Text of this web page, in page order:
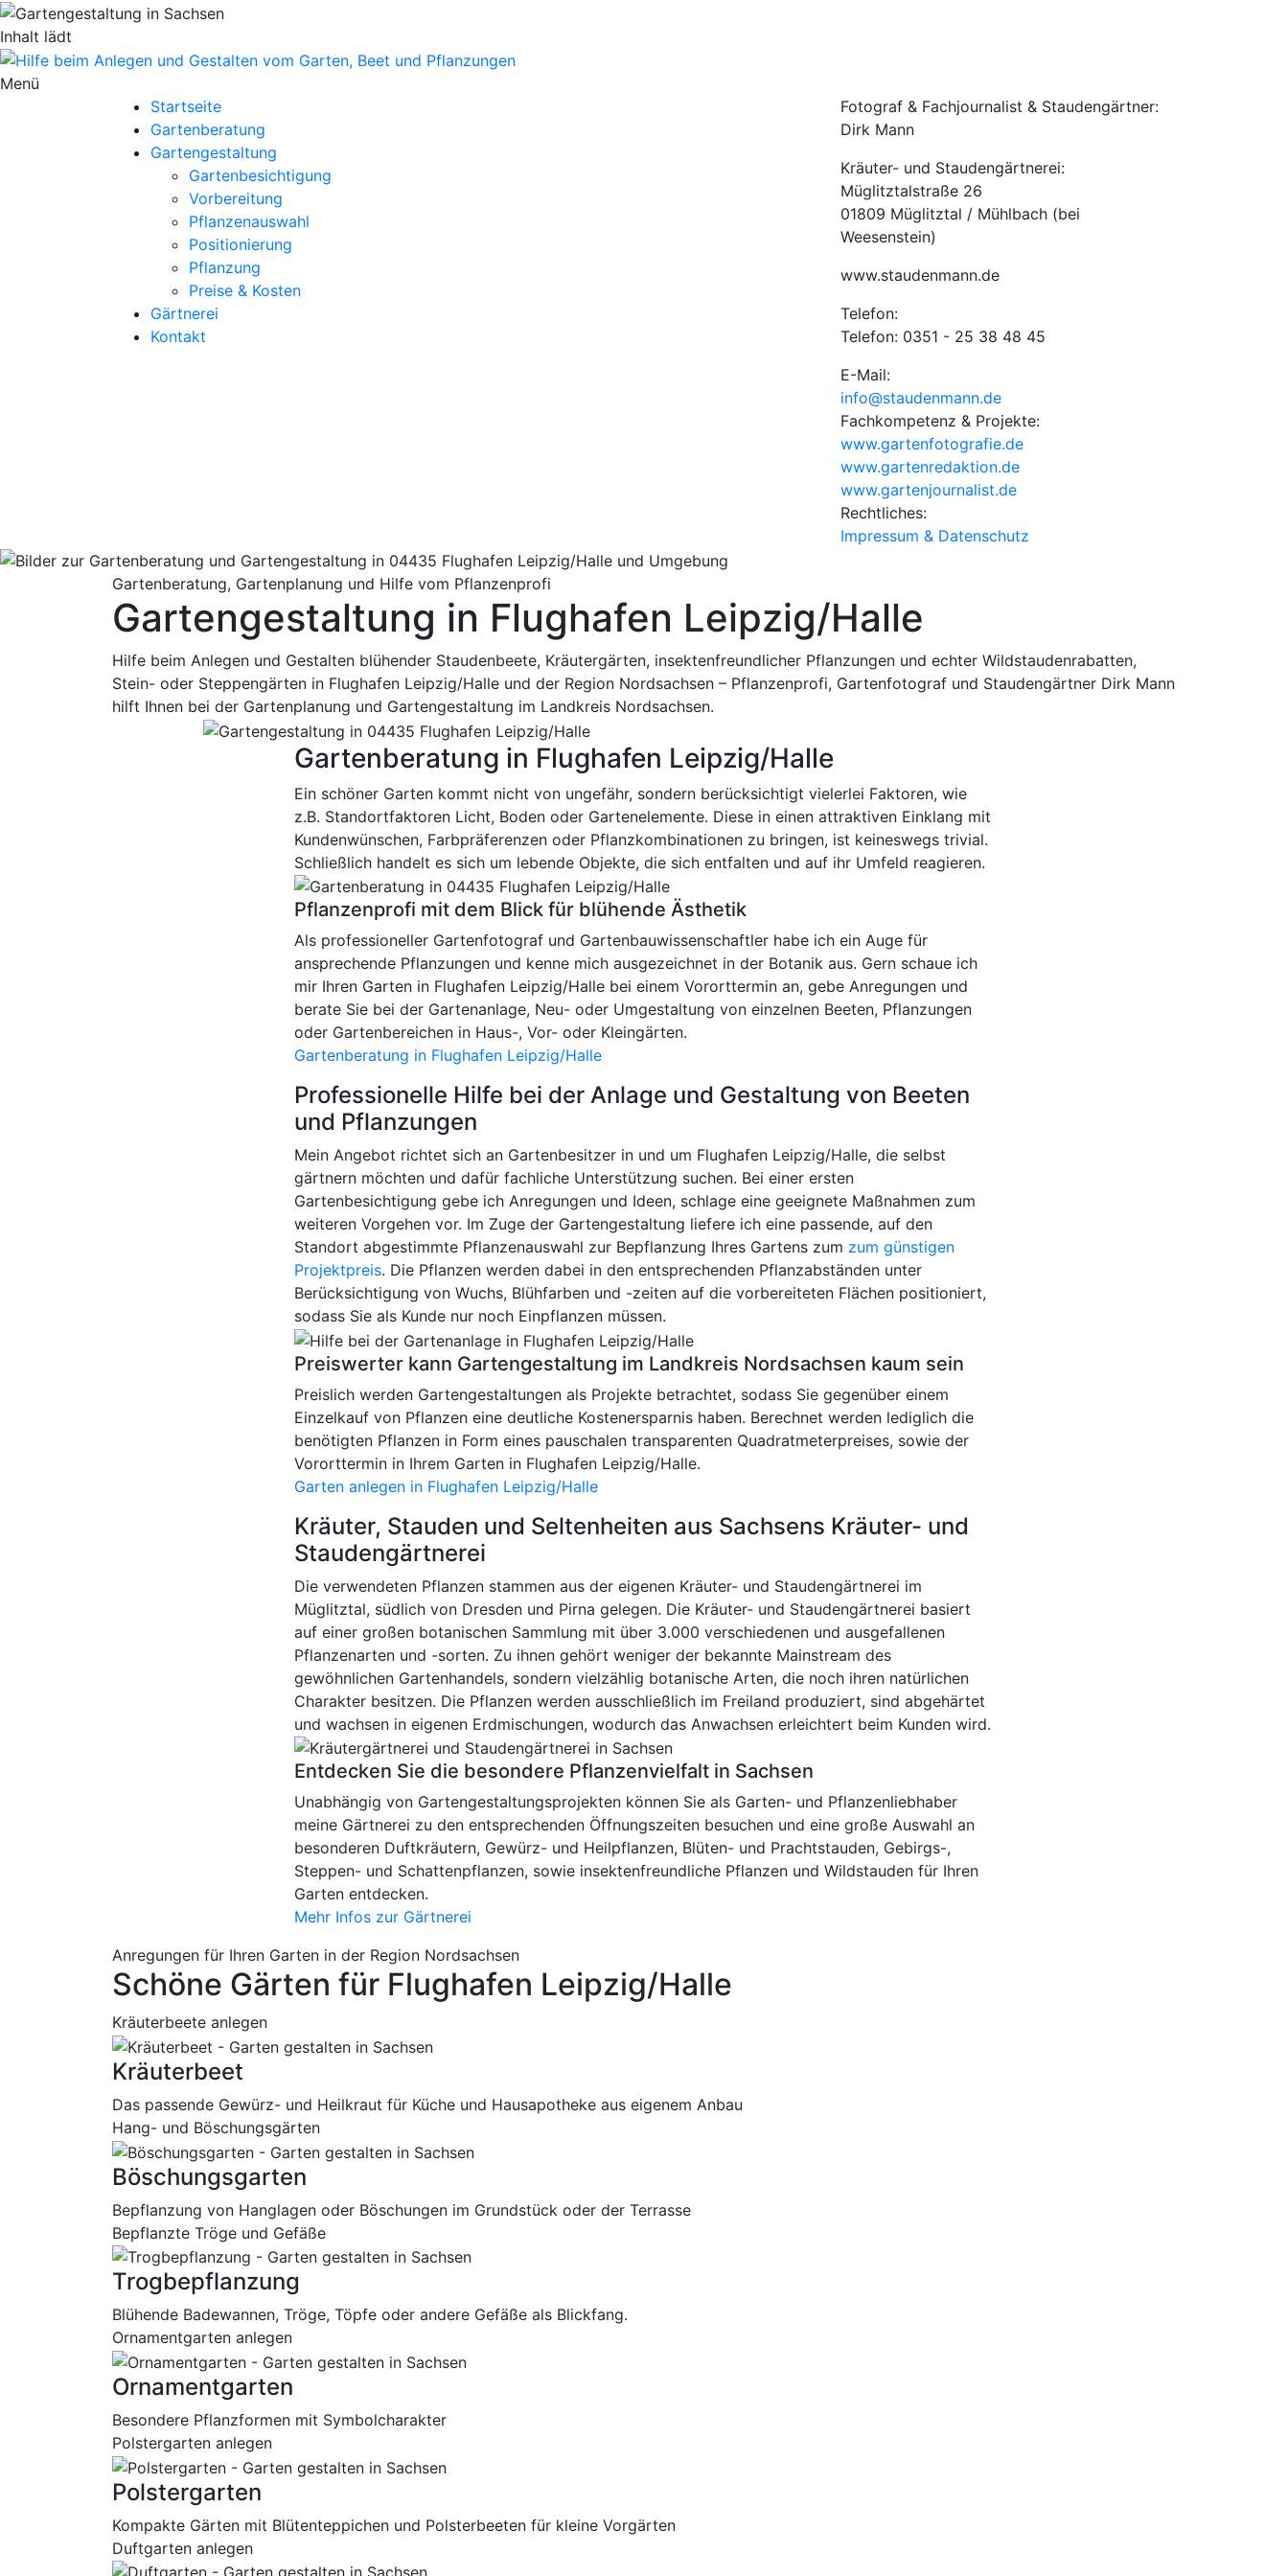
Inhalt lädt
Menü
Startseite
Gartenberatung
Gartengestaltung
Gartenbesichtigung
Vorbereitung
Pflanzenauswahl
Positionierung
Pflanzung
Preise & Kosten
Gärtnerei
Kontakt
Fotograf & Fachjournalist & Staudengärtner:
Dirk Mann
Kräuter- und Staudengärtnerei:
Müglitztalstraße 26
01809 Müglitztal / Mühlbach (bei
Weesenstein)
www.staudenmann.de
Telefon:
Telefon: 0351 - 25 38 48 45
E-Mail:
info@staudenmann.de
Fachkompetenz & Projekte:
www.gartenfotografie.de
www.gartenredaktion.de
www.gartenjournalist.de
Rechtliches:
Impressum & Datenschutz
Gartenberatung, Gartenplanung und Hilfe vom Pflanzenprofi
Gartengestaltung in Flughafen Leipzig/Halle
Hilfe beim Anlegen und Gestalten blühender Staudenbeete, Kräutergärten, insektenfreundlicher Pflanzungen und echter Wildstaudenrabatten,
Stein- oder Steppengärten in Flughafen Leipzig/Halle und der Region Nordsachsen – Pflanzenprofi, Gartenfotograf und Staudengärtner Dirk Mann
hilft Ihnen bei der Gartenplanung und Gartengestaltung im Landkreis Nordsachsen.
Gartenberatung in Flughafen Leipzig/Halle
Ein schöner Garten kommt nicht von ungefähr, sondern berücksichtigt vielerlei Faktoren, wie
z.B. Standortfaktoren Licht, Boden oder Gartenelemente. Diese in einen attraktiven Einklang mit
Kundenwünschen, Farbpräferenzen oder Pflanzkombinationen zu bringen, ist keineswegs trivial.
Schließlich handelt es sich um lebende Objekte, die sich entfalten und auf ihr Umfeld reagieren.
Pflanzenprofi mit dem Blick für blühende Ästhetik
Als professioneller Gartenfotograf und Gartenbauwissenschaftler habe ich ein Auge für
ansprechende Pflanzungen und kenne mich ausgezeichnet in der Botanik aus. Gern schaue ich
mir Ihren Garten in Flughafen Leipzig/Halle bei einem Vororttermin an, gebe Anregungen und
berate Sie bei der Gartenanlage, Neu- oder Umgestaltung von einzelnen Beeten, Pflanzungen
oder Gartenbereichen in Haus-, Vor- oder Kleingärten.
Gartenberatung in Flughafen Leipzig/Halle
Professionelle Hilfe bei der Anlage und Gestaltung von Beeten
und Pflanzungen
Mein Angebot richtet sich an Gartenbesitzer in und um Flughafen Leipzig/Halle, die selbst
gärtnern möchten und dafür fachliche Unterstützung suchen. Bei einer ersten
Gartenbesichtigung gebe ich Anregungen und Ideen, schlage eine geeignete Maßnahmen zum
weiteren Vorgehen vor. Im Zuge der Gartengestaltung liefere ich eine passende, auf den
Standort abgestimmte Pflanzenauswahl zur Bepflanzung Ihres Gartens zum zum günstigen
Projektpreis. Die Pflanzen werden dabei in den entsprechenden Pflanzabständen unter
Berücksichtigung von Wuchs, Blühfarben und -zeiten auf die vorbereiteten Flächen positioniert,
sodass Sie als Kunde nur noch Einpflanzen müssen.
Preiswerter kann Gartengestaltung im Landkreis Nordsachsen kaum sein
Preislich werden Gartengestaltungen als Projekte betrachtet, sodass Sie gegenüber einem
Einzelkauf von Pflanzen eine deutliche Kostenersparnis haben. Berechnet werden lediglich die
benötigten Pflanzen in Form eines pauschalen transparenten Quadratmeterpreises, sowie der
Vororttermin in Ihrem Garten in Flughafen Leipzig/Halle.
Garten anlegen in Flughafen Leipzig/Halle
Kräuter, Stauden und Seltenheiten aus Sachsens Kräuter- und
Staudengärtnerei
Die verwendeten Pflanzen stammen aus der eigenen Kräuter- und Staudengärtnerei im
Müglitztal, südlich von Dresden und Pirna gelegen. Die Kräuter- und Staudengärtnerei basiert
auf einer großen botanischen Sammlung mit über 3.000 verschiedenen und ausgefallenen
Pflanzenarten und -sorten. Zu ihnen gehört weniger der bekannte Mainstream des
gewöhnlichen Gartenhandels, sondern vielzählig botanische Arten, die noch ihren natürlichen
Charakter besitzen. Die Pflanzen werden ausschließlich im Freiland produziert, sind abgehärtet
und wachsen in eigenen Erdmischungen, wodurch das Anwachsen erleichtert beim Kunden wird.
Entdecken Sie die besondere Pflanzenvielfalt in Sachsen
Unabhängig von Gartengestaltungsprojekten können Sie als Garten- und Pflanzenliebhaber
meine Gärtnerei zu den entsprechenden Öffnungszeiten besuchen und eine große Auswahl an
besonderen Duftkräutern, Gewürz- und Heilpflanzen, Blüten- und Prachtstauden, Gebirgs-,
Steppen- und Schattenpflanzen, sowie insektenfreundliche Pflanzen und Wildstauden für Ihren
Garten entdecken.
Mehr Infos zur Gärtnerei
Anregungen für Ihren Garten in der Region Nordsachsen
Schöne Gärten für Flughafen Leipzig/Halle
Kräuterbeete anlegen
Kräuterbeet
Das passende Gewürz- und Heilkraut für Küche und Hausapotheke aus eigenem Anbau
Hang- und Böschungsgärten
Böschungsgarten
Bepflanzung von Hanglagen oder Böschungen im Grundstück oder der Terrasse
Bepflanzte Tröge und Gefäße
Trogbepflanzung
Blühende Badewannen, Tröge, Töpfe oder andere Gefäße als Blickfang.
Ornamentgarten anlegen
Ornamentgarten
Besondere Pflanzformen mit Symbolcharakter
Polstergarten anlegen
Polstergarten
Kompakte Gärten mit Blütenteppichen und Polsterbeeten für kleine Vorgärten
Duftgarten anlegen